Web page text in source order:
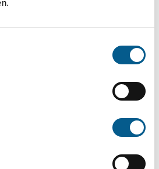
Ergebnisse
Wahl von Bereichen oder
Suchen